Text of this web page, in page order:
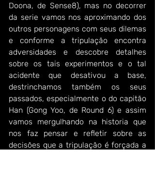
Doona, de Sense8), mas no decorrer
da serie vamos nos aproximando dos
outros personagens com seus dilemas
e conforme a tripulação encontra
adversidades e descobre detalhes
sobre os tais experimentos e o tal
acidente que desativou a base,
destrinchamos também os seus
passados, especialmente o do capitão
Han (Gong Yoo, de Round 6) e assim
vamos mergulhando na historia que
nos faz pensar e refletir sobre as
decisões que a tripulação é forçada a